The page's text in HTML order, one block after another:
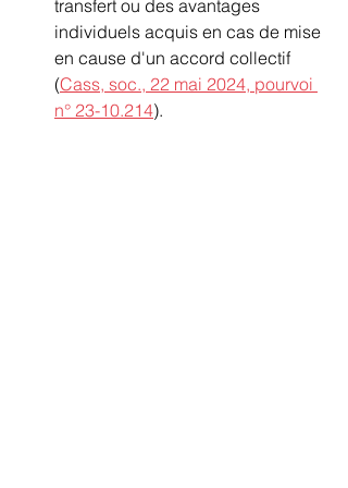
transfert ou des avantages
individuels acquis en cas de mise
en cause d'un accord collectif
(Cass, soc., 22 mai 2024, pourvoi
n° 23-10.214).